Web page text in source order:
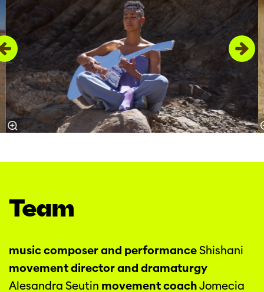
Team
music composer and performanceShishani
movement director and dramaturgy
Alesandra Seutin movement coachJomecia